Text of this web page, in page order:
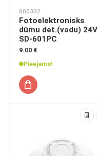
800302
Fotoelektronisks
dūmu det.(vadu) 24V
SD-601PC
9.00 €
Pieejams!